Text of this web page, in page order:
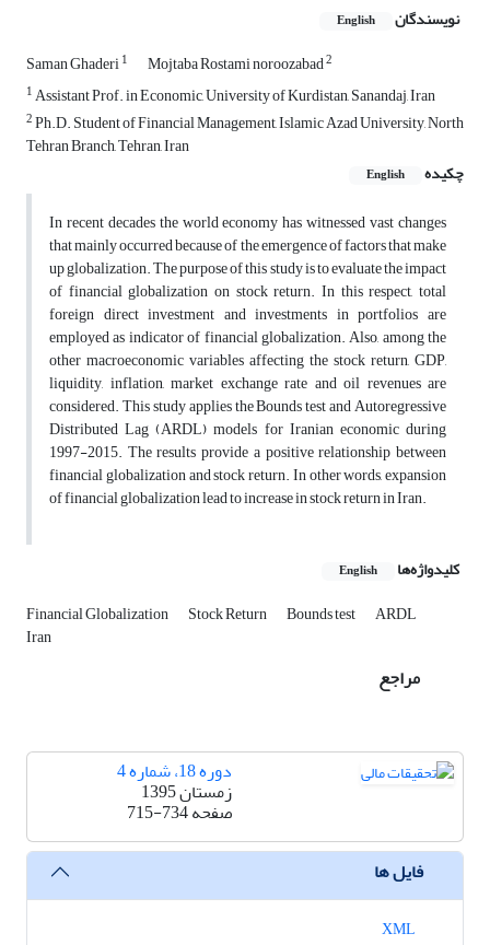
نویسندگان English
Saman Ghaderi1 Mojtaba Rostami noroozabad2
1Assistant Prof. in Economic, University of Kurdistan, Sanandaj, Iran
2Ph.D. Student of Financial Management, Islamic Azad University, North
Tehran Branch, Tehran, Iran
چکیده
English
In recent decades the world economy has witnessed vast changes
that mainly occurred because of the emergence of factors that make
up globalization. The purpose of this study is to evaluate the impact
of financial globalization on stock return. In this respect, total
foreign direct investment and investments in portfolios are
employed as indicator of financial globalization. Also, among the
other macroeconomic variables affecting the stock return, GDP,
liquidity, inflation, market exchange rate and oil revenues are
considered. This study applies the Bounds test and Autoregressive
Distributed Lag (ARDL) models for Iranian economic during
1997-2015. The results provide a positive relationship between
financial globalization and stock return. In other words, expansion
of financial globalization lead to increase in stock return in Iran.
کلیدواژه‌ها English
Financial Globalization Stock Return Bounds test ARDL
Iran
مراجع
دوره 18، شماره 4
زمستان 1395
صفحه715-734
فایل ها